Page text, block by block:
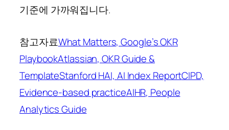
기준에 가까워집니다.
참고자료What Matters, Google’s OKR
PlaybookAtlassian, OKR Guide &
TemplateStanford HAI, AI Index ReportCIPD,
Evidence-based practiceAIHR, People
Analytics Guide